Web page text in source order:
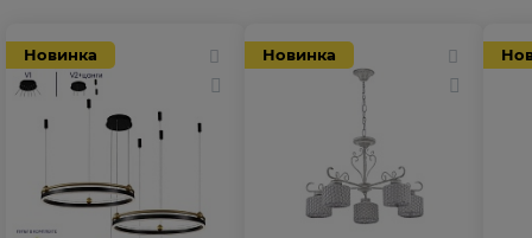
Новинка Новинка